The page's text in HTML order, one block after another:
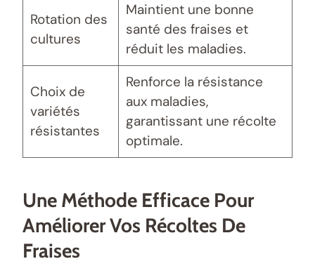
Rotation des
cultures
Maintient une bonne
santé des fraises et
réduit les maladies.
Choix de
variétés
résistantes
Renforce la résistance
aux maladies,
garantissant une récolte
optimale.
Une Méthode Efficace Pour
Améliorer Vos Récoltes De
Fraises